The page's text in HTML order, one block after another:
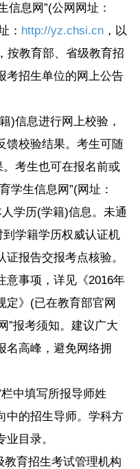
息网”(公网网址：
： http://yz.chsi.cn，以
按教育部、省级教育招
考招生单位的网上公告
信息进行网上校验，
馈校验结果。考生可随
考生也可在报名前或
学生信息网”(网址：
学历(学籍)信息。未通
学籍学历权威认证机
报告交报考点核验。
事项，详见《2016年
定》(已在教育部官网
”报考须知。建议广大
名高峰，避免网络拥
中填写所报导师姓
中的招生导师。学科方
目录。
育招生考试管理机构